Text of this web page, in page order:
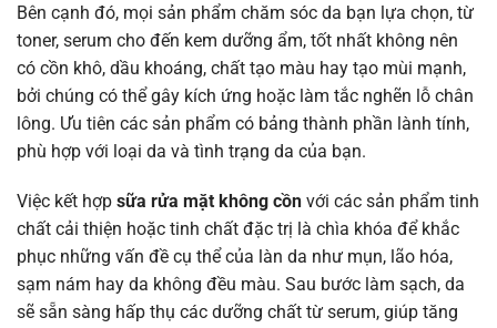
Bên cạnh đó, mọi sản phẩm chăm sóc da bạn lựa chọn, từ
toner, serum cho đến kem dưỡng ẩm, tốt nhất không nên
có cồn khô, dầu khoáng, chất tạo màu hay tạo mùi mạnh,
bởi chúng có thể gây kích ứng hoặc làm tắc nghẽn lỗ chân
lông. Ưu tiên các sản phẩm có bảng thành phần lành tính,
phù hợp với loại da và tình trạng da của bạn.
Việc kết hợp sữa rửa mặt không cồn với các sản phẩm tinh
chất cải thiện hoặc tinh chất đặc trị là chìa khóa để khắc
phục những vấn đề cụ thể của làn da như mụn, lão hóa,
sạm nám hay da không đều màu. Sau bước làm sạch, da
sẽ sẵn sàng hấp thụ các dưỡng chất từ serum, giúp tăng